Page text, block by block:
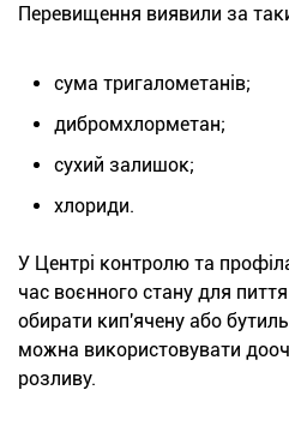
Перевищення виявили за
сума тригалометанів;
дибромхлорметан;
сухий залишок;
хлориди.
У Центрі контролю та
час воєнного стану для
обирати кип'ячену або
можна використовувати
розливу.